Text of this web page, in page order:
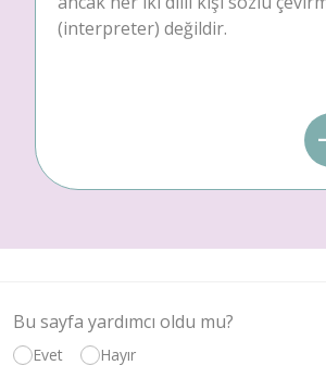
(interpreter) değildir.
Bu sayfa yardımcı oldu mu?
Evet Hayır